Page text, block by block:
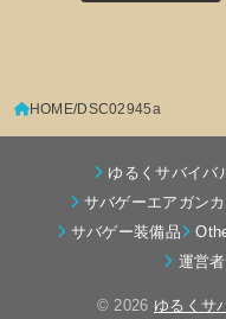
HOME DSC02945a
ゆるくサバイバ
サバゲーエアガン
サバゲー装備品
運営
© 2026 ゆるくサ